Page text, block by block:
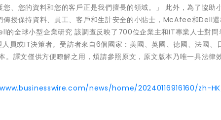
、您的資料和您的客戶正是我們擅長的領域。」 此外，為了協助
傳授保持資料、員工、客戶和生計安全的小貼士，McAfee和Dell
全球小型企業研究 該調查反映了700位企業主和IT專業人士對問
員或IT決策者。受訪者來自6個國家：美國、英國、德國、法國、
譯文僅供方便瞭解之用，煩請參照原文，原文版本乃唯一具法律
news/home/20240116916160/zh-